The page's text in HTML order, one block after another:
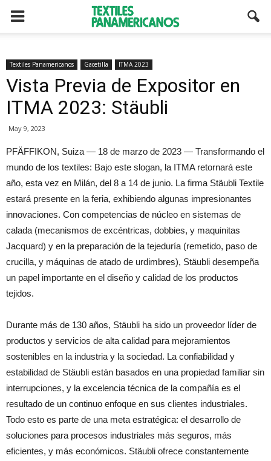
Textiles Panamericanos Gacetilla ITMA 2023
Vista Previa de Expositor en
ITMA 2023: Stäubli
May 9, 2023
PFÄFFIKON, Suiza — 18 de marzo de 2023 — Transformando el
mundo de los textiles: Bajo este slogan, la ITMA retornará este
año, esta vez en Milán, del 8 a 14 de junio. La firma Stäubli Textile
estará presente en la feria, exhibiendo algunas impresionantes
innovaciones. Con competencias de núcleo en sistemas de
calada (mecanismos de excéntricas, dobbies, y maquinitas
Jacquard) y en la preparación de la tejeduría (remetido, paso de
crucilla, y máquinas de atado de urdimbres), Stäubli desempeña
un papel importante en el diseño y calidad de los productos
tejidos.
Durante más de 130 años, Stäubli ha sido un proveedor líder de
productos y servicios de alta calidad para mejoramientos
sostenibles en la industria y la sociedad. La confiabilidad y
estabilidad de Stäubli están basados en una propiedad familiar sin
interrupciones, y la excelencia técnica de la compañía es el
resultado de un continuo enfoque en sus clientes industriales.
Todo esto es parte de una meta estratégica: el desarrollo de
soluciones para procesos industriales más seguros, más
eficientes, y más económicos. Stäubli ofrece constantemente